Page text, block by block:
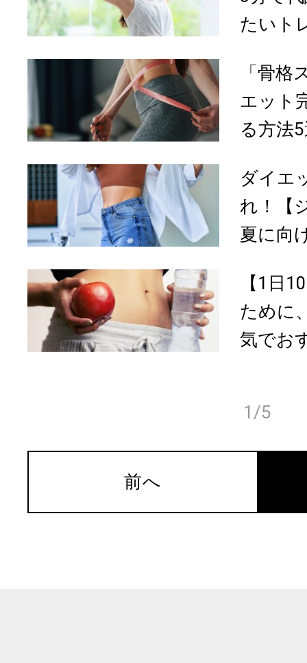
たいト
「骨
エット
る方法
ダイエ
れ！【
夏に向
【1日
ために
気でお
1/5
前へ